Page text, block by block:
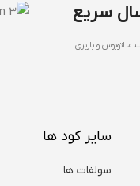
سریع
اتوبوس و باربری
سایر کود ها
سولفات ها